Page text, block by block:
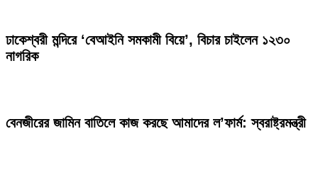
ঢাকেশ্বরী মন্দিরে ‘বেআইনি সমকামী বিয়ে’, বিচার চাইলেন ১২৩০
নাগরিক
বেনজীরের জামিন বাতিলে কাজ করছে আমাদের ল’ফার্ম: স্বরাষ্ট্রমন্ত্রী